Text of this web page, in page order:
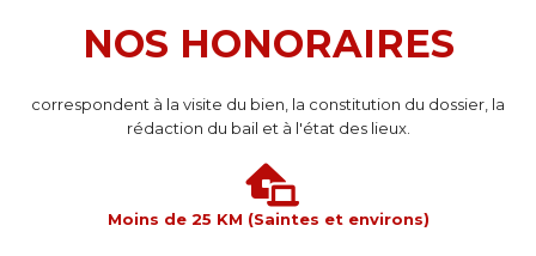
NOS HONORAIRES
correspondent à la visite du bien, la constitution du dossier, la
rédaction du bail et à l'état des lieux.
Moins de 25 KM (Saintes et environs)